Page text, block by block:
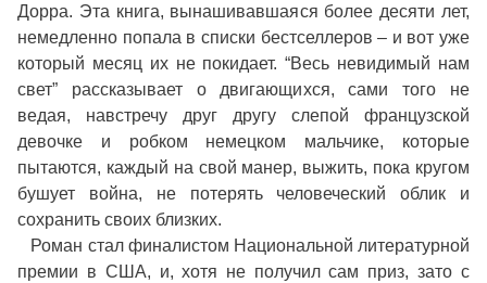
Дорра. Эта книга, вынашивавшаяся более десяти лет,
немедленно попала в списки бестселлеров – и вот уже
который месяц их не покидает. “Весь невидимый нам
свет” рассказывает о двигающихся, сами того не
ведая, навстречу друг другу слепой французской
девочке и робком немецком мальчике, которые
пытаются, каждый на свой манер, выжить, пока кругом
бушует война, не потерять человеческий облик и
сохранить своих близких.
Роман стал финалистом Национальной литературной
премии в США, и, хотя не получил сам приз, зато с